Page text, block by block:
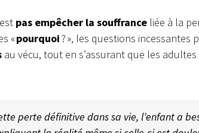
pas empêcher la souffrance liée à la
«pourquoi? », les questions incessantes
au vécu, tout en s’assurant que les
perte définitive dans sa vie, l’enfant a